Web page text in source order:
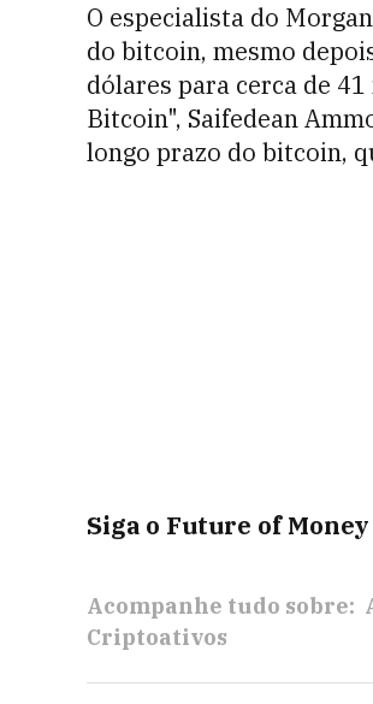
O especialista do
do bitcoin, mesmo
dólares para cerca de
Bitcoin", Saifedean
longo prazo do bitcoin,
Siga o Future of
Acompanhe tudo sobre:
Criptoativos